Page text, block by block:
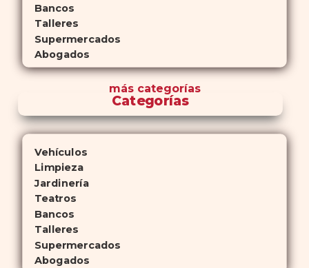
Bancos
Talleres
Supermercados
Abogados
máscategorías
Categorías
Vehículos
Limpieza
Jardinería
Teatros
Bancos
Talleres
Supermercados
Abogados